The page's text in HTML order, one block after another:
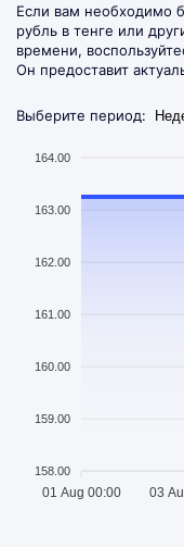
Если вам необходимо
рубль в тенге или
времени,
Он предоставит
Выберите период:
164.00
163.00
162.00
161.00
160.00
159.00
158.00
01 Aug 00:00 03